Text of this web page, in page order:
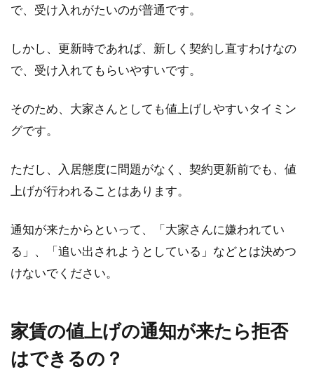
あることが多いです。トラブルの元となる音の
生します。その目的は、不動産（土地や建物）
1DKの間取りで二人暮らしをしている方も多い
かと思いますし、これから二人で暮らそうと考
で、受け入れがたいのが普通です。
しかし、更新時であれば、新しく契約し直すわけなの
で、受け入れてもらいやすいです。
そのため、大家さんとしても値上げしやすいタイミン
グです。
ただし、入居態度に問題がなく、契約更新前でも、値
上げが行われることはあります。
通知が来たからといって、「大家さんに嫌われてい
る」、「追い出されようとしている」などとは決めつ
けないでください。
家賃の値上げの通知が来たら拒否
はできるの？